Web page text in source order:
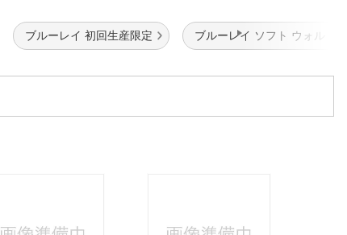
ブルーレイ 初回生産限定 ブルーレイ ソフト ウォルト